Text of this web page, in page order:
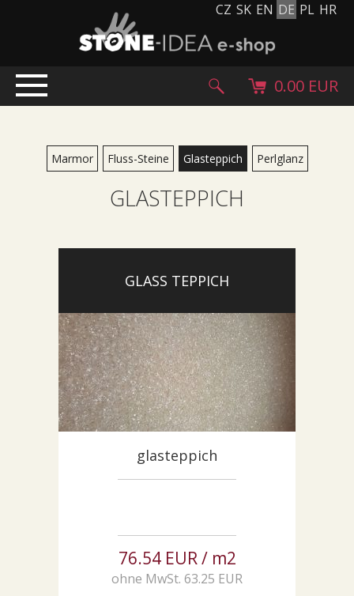
CZ SK EN DE PL HR
PRODUKTE
Steinpflaster und Fliesen
Ergänzende Sortiment
Creative Floor
Terazzo
SONDERNABFERTIGUNGEN
ÜBER UNS
AKTUALITÄTEN
0.00 EUR
Marmor Fluss-Steine Glasteppich Perlglanz
GLASTEPPICH
GLASS TEPPICH
glasteppich
76.54 EUR / m2
ohne MwSt. 63.25 EUR